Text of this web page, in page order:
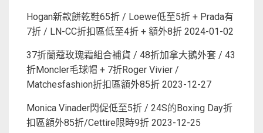
Hogan新款餅乾鞋65折 / Loewe低至5折 + Prada有
7折 / LN-CC折扣區低至4折 + 額外8折 2024-01-02
37折蘭蔻玫瑰霜組合補貨 / 48折加拿大鵝外套 / 43
折Moncler毛球帽 + 7折Roger Vivier /
Matchesfashion折扣區額外85折 2023-12-27
Monica Vinader閃促低至5折 / 24S的Boxing Day折
扣區額外85折/Cettire限時9折 2023-12-25